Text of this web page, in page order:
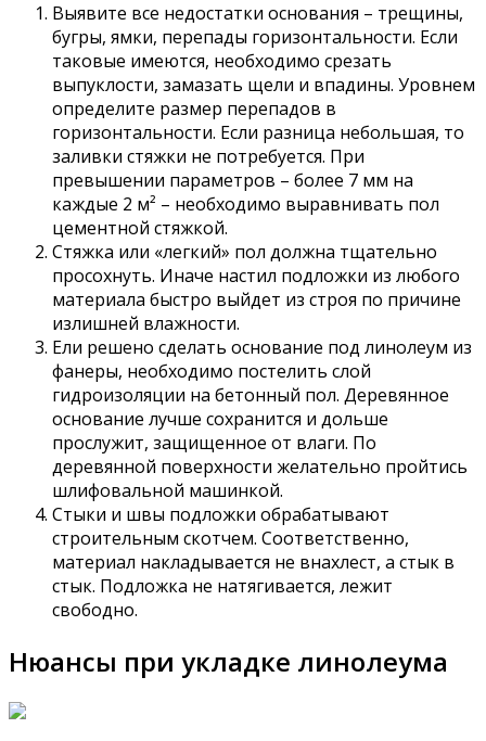
Выявите все недостатки основания – трещины,
бугры, ямки, перепады горизонтальности. Если
таковые имеются, необходимо срезать
выпуклости, замазать щели и впадины. Уровнем
определите размер перепадов в
горизонтальности. Если разница небольшая, то
заливки стяжки не потребуется. При
превышении параметров – более 7 мм на
каждые 2 м² – необходимо выравнивать пол
цементной стяжкой.
Стяжка или «легкий» пол должна тщательно
просохнуть. Иначе настил подложки из любого
материала быстро выйдет из строя по причине
излишней влажности.
Ели решено сделать основание под линолеум из
фанеры, необходимо постелить слой
гидроизоляции на бетонный пол. Деревянное
основание лучше сохранится и дольше
прослужит, защищенное от влаги. По
деревянной поверхности желательно пройтись
шлифовальной машинкой.
Стыки и швы подложки обрабатывают
строительным скотчем. Соответственно,
материал накладывается не внахлест, а стык в
стык. Подложка не натягивается, лежит
свободно.
Нюансы при укладке линолеума